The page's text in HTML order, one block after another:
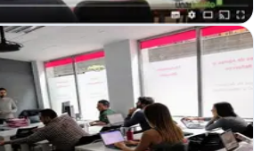
en Bilbao que potencia tu visibilidad online